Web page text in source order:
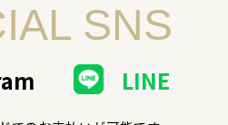
SNS
LINE